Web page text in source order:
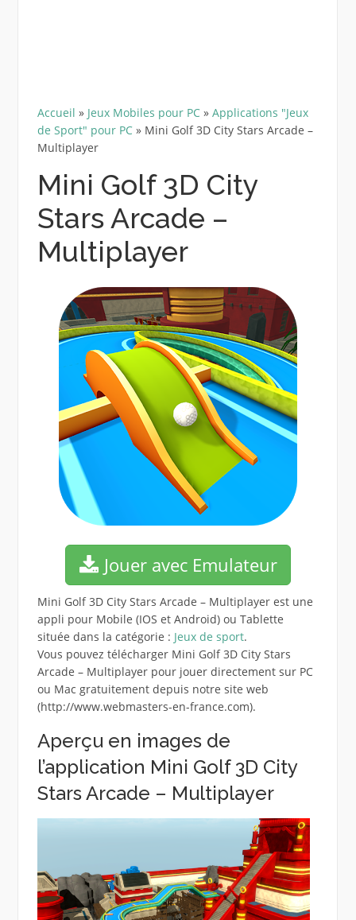
Accueil » Jeux Mobiles pour PC» Applications "Jeux
de Sport" pour PC» Mini Golf 3D City Stars Arcade –
Multiplayer
Mini Golf 3D City
Stars Arcade –
Multiplayer
Jouer avec Emulateur
Mini Golf 3D City Stars Arcade – Multiplayer est une
appli pour Mobile (IOS et Android) ou Tablette
située dans la catégorie : Jeux de sport.
Vous pouvez télécharger Mini Golf 3D City Stars
Arcade – Multiplayer pour jouer directement sur PC
ou Mac gratuitement depuis notre site web
(http://www.webmasters-en-france.com).
Aperçu en images de
l’application Mini Golf 3D City
Stars Arcade – Multiplayer